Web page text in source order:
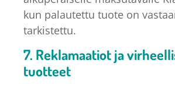
kun palautettu tuote on
tarkistettu.
7. Reklamaatiot ja
tuotteet